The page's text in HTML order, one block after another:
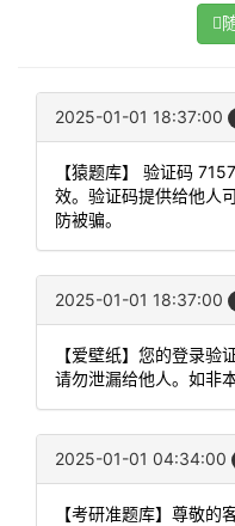
2025-01-01 18:37:00
【猿题库】 验证码
效。验证码提供给他人
防被骗。
2025-01-01 18:37:00
【爱壁纸】您的登录验
请勿泄漏给他人。如非
2025-01-01 04:34:00
【考研准题库】尊敬的